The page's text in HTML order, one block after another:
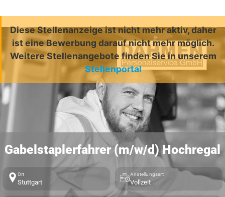
Diese Stellenanzeige ist nicht mehr aktiv, daher
ist eine Bewerbung darauf nicht mehr möglich.
Weitere Stellenangebote finden Sie in unserem
Stellenportal
Gabelstaplerfahrer (m/w/d) Hochregal
Ort
Stuttgart
Anstellungsart
Vollzeit